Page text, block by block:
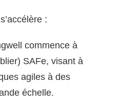
:
commence à
SAFe, visant à
agiles à des
échelle.